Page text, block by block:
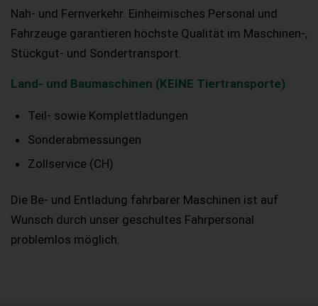
Nah- und Fernverkehr. Einheimisches Personal und
Fahrzeuge garantieren höchste Qualität im Maschinen-,
Stückgut- und Sondertransport.
Land- und Baumaschinen (KEINE Tiertransporte)
Teil- sowie Komplettladungen
Sonderabmessungen
Zollservice (CH)
Die Be- und Entladung fahrbarer Maschinen ist auf
Wunsch durch unser geschultes Fahrpersonal
problemlos möglich.